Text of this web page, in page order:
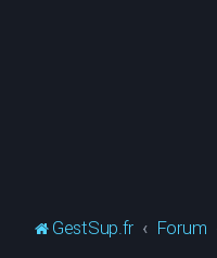
GestSup.fr Forum